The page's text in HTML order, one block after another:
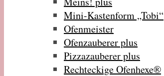
Mini-Kastenform „Tobi“
Ofenmeister
Ofenzauberer plus
Pizzazauberer plus
Rechteckige Ofenhexe®